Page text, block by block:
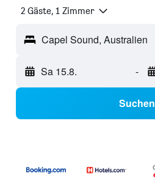
2 Gäste, 1 Zimmer
Capel Sound, Australien
Sa 15.8. -
Suchen